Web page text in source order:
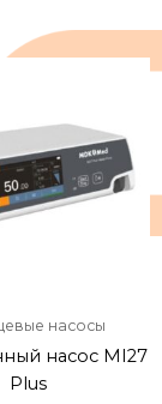
насосы
насос MI27
Plus